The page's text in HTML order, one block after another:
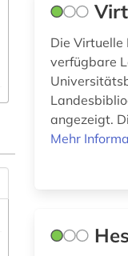
Die Virtuelle
verfügbare
angezeigt.
Mehr